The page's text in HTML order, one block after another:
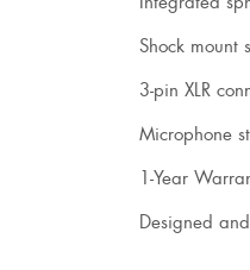
Shock mount
3-pin XLR
Microphone
1-Year
Designed